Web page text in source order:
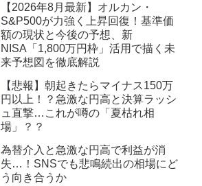
【2026年8月最新】オルカン・
S&P500が力強く上昇回復！基準価
額の現状と今後の予想、新
NISA「1,800万円枠」活用で描く未
来予想図を徹底解説
【悲報】朝起きたらマイナス150万
円以上！？急激な円高と決算ラッシ
ュ直撃…これが噂の「夏枯れ相
場」？？
為替介入と急激な円高で利益が消
失…！SNSでも悲鳴続出の相場にど
う向き合うか